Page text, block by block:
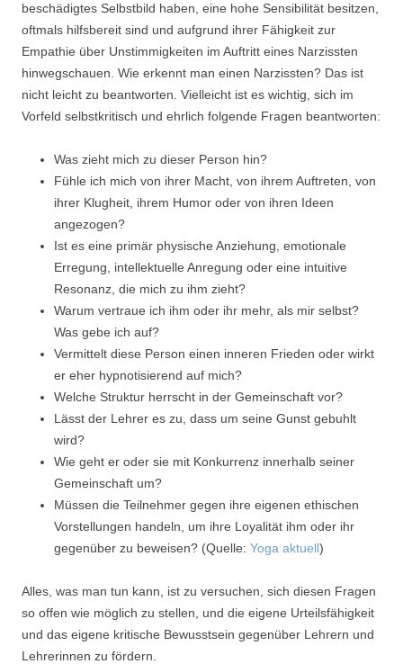
beschädigtes Selbstbild haben, eine hohe Sensibilität besitzen,
oftmals hilfsbereit sind und aufgrund ihrer Fähigkeit zur
Empathie über Unstimmigkeiten im Auftritt eines Narzissten
hinwegschauen. Wie erkennt man einen Narzissten? Das ist
nicht leicht zu beantworten. Vielleicht ist es wichtig, sich im
Vorfeld selbstkritisch und ehrlich folgende Fragen beantworten:
Was zieht mich zu dieser Person hin?
Fühle ich mich von ihrer Macht, von ihrem Auftreten, von
ihrer Klugheit, ihrem Humor oder von ihren Ideen
angezogen?
Ist es eine primär physische Anziehung, emotionale
Erregung, intellektuelle Anregung oder eine intuitive
Resonanz, die mich zu ihm zieht?
Warum vertraue ich ihm oder ihr mehr, als mir selbst?
Was gebe ich auf?
Vermittelt diese Person einen inneren Frieden oder wirkt
er eher hypnotisierend auf mich?
Welche Struktur herrscht in der Gemeinschaft vor?
Lässt der Lehrer es zu, dass um seine Gunst gebuhlt
wird?
Wie geht er oder sie mit Konkurrenz innerhalb seiner
Gemeinschaft um?
Müssen die Teilnehmer gegen ihre eigenen ethischen
Vorstellungen handeln, um ihre Loyalität ihm oder ihr
gegenüber zu beweisen? (Quelle: Yoga aktuell)
Alles, was man tun kann, ist zu versuchen, sich diesen Fragen
so offen wie möglich zu stellen, und die eigene Urteilsfähigkeit
und das eigene kritische Bewusstsein gegenüber Lehrern und
Lehrerinnen zu fördern.